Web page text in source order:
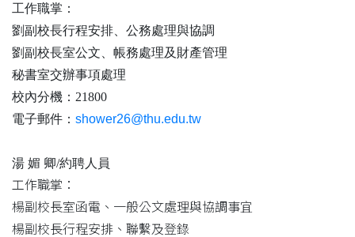
工作職掌：
劉副校長行程安排、公務處理與協調
劉副校長室公文、帳務處理及財產管理
秘書室交辦事項處理
校內分機：21800
電子郵件： shower26@thu.edu.tw
湯 媚 卿/約聘人員
工作職掌：
楊副校長室函電、一般公文處理與協調事宜
楊副校長行程安排、聯繫及登錄